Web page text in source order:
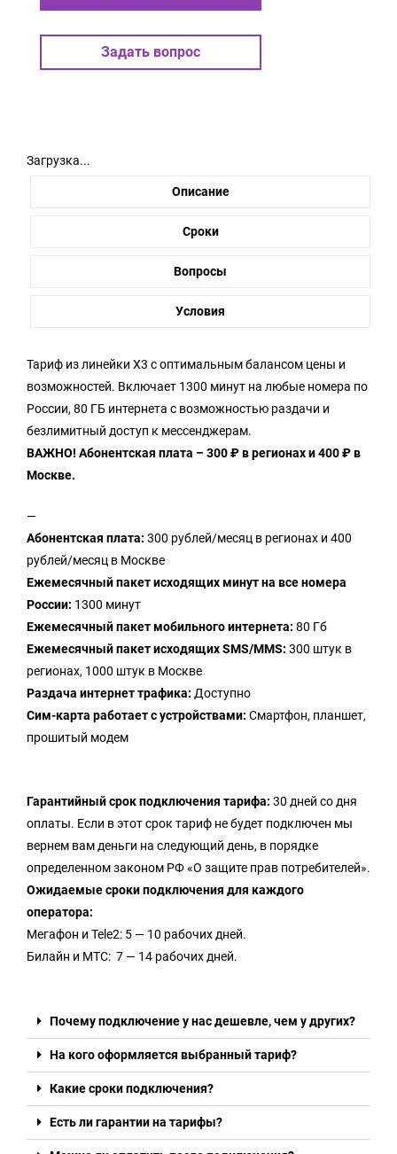
Задать вопрос
Загрузка...
Описание
Сроки
Вопросы
Условия
Тариф из линейки Х3 с оптимальным балансом цены и
возможностей. Включает 1300 минут на любые номера по
России, 80 ГБ интернета с возможностью раздачи и
безлимитный доступ к мессенджерам.
ВАЖНО! Абонентская плата – 300 ₽ в регионах и 400 ₽ в
Москве.
—
Абонентская плата: 300 рублей/месяц в регионах и 400
рублей/месяц в Москве
Ежемесячный пакет исходящих минут на все номера
России: 1300 минут
Ежемесячный пакет мобильного интернета: 80 Гб
Ежемесячный пакет исходящих SMS/MMS: 300 штук в
регионах, 1000 штук в Москве
Раздача интернет трафика: Доступно
Сим-карта работает с устройствами: Смартфон, планшет,
прошитый модем
Гарантийный срок подключения тарифа: 30 дней со дня
оплаты. Если в этот срок тариф не будет подключен мы
вернем вам деньги на следующий день, в порядке
определенном законом РФ «О защите прав потребителей».
Ожидаемые сроки подключения для каждого
оператора:
Мегафон и Tele2: 5 — 10 рабочих дней.
Билайн и МТС: 7 — 14 рабочих дней.
Почему подключение у нас дешевле, чем у других?
На кого оформляется выбранный тариф?
Какие сроки подключения?
Есть ли гарантии на тарифы?